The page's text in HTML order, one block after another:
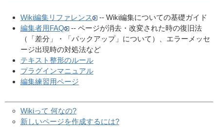
Wiki編集リファレンス
-- Wiki編集についての基礎ガイド
編集者用FAQ
-- ページが消去・改変された時の復旧法
（「差分」・「バックアップ」について）、エラーメッセ
ージ出現時の対処法など
テキスト整形のルール
プラグインマニュアル
編集練習用ページ
Wikiって 何なの?
新しいページを作成するには?